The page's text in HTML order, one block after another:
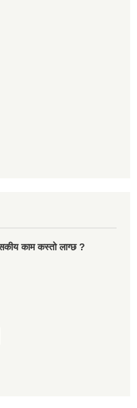
काम कस्तो लाग्छ ?